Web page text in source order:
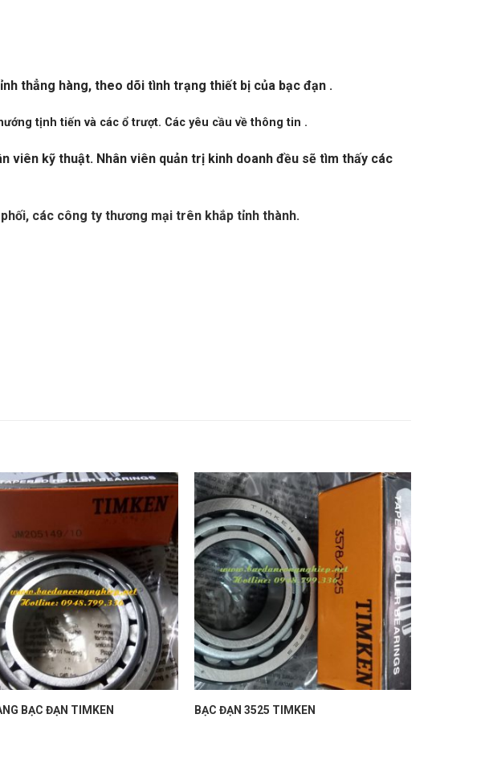
thẳng hàng, theo dõi tình trạng thiết bị của bạc đạn .
tịnh tiến và các ổ trượt. Các yêu cầu về thông tin .
viên kỹ thuật. Nhân viên quản trị kinh doanh đều sẽ tìm thấy các
các công ty thương mại trên khắp tỉnh thành.
BẠC ĐẠN TIMKEN BẠC ĐẠN 3525 TIMKEN